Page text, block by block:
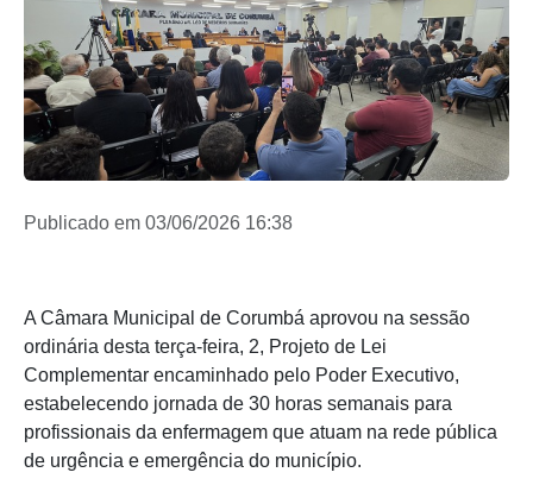
Publicado em 03/06/2026 16:38
A Câmara Municipal de Corumbá aprovou na sessão
ordinária desta terça-feira, 2, Projeto de Lei
Complementar encaminhado pelo Poder Executivo,
estabelecendo jornada de 30 horas semanais para
profissionais da enfermagem que atuam na rede pública
de urgência e emergência do município.